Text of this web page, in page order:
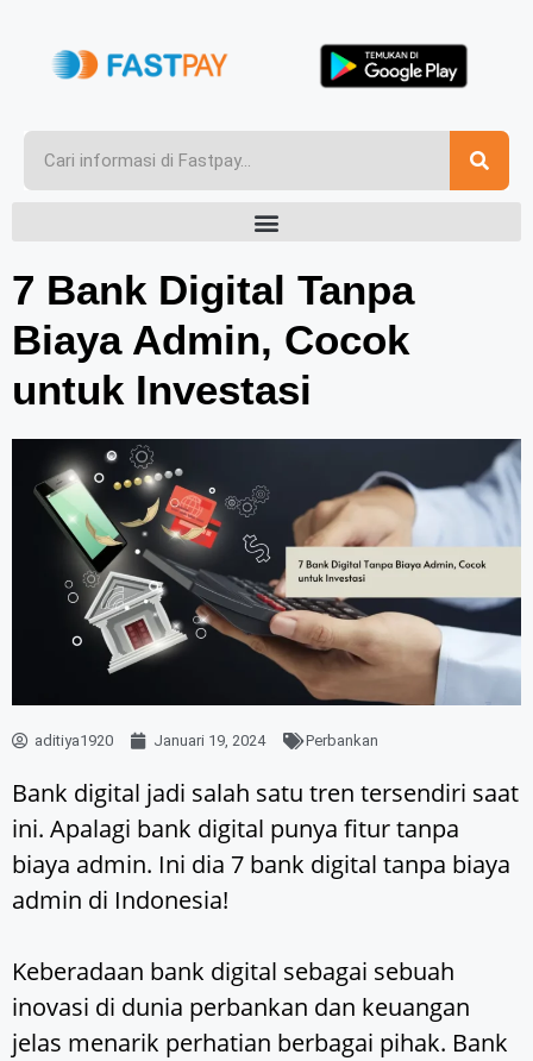
7 Bank Digital Tanpa
Biaya Admin, Cocok
untuk Investasi
aditiya1920 Januari 19, 2024 Perbankan
Bank digital jadi salah satu tren tersendiri saat
ini. Apalagi bank digital punya fitur tanpa
biaya admin. Ini dia 7 bank digital tanpa biaya
admin di Indonesia!
Keberadaan bank digital sebagai sebuah
inovasi di dunia perbankan dan keuangan
jelas menarik perhatian berbagai pihak. Bank